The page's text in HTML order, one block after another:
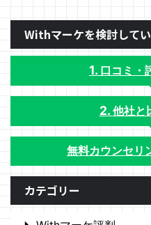
Withマーケを検討して
口コミ・
他社と
無料カウンセリ
カテゴリー